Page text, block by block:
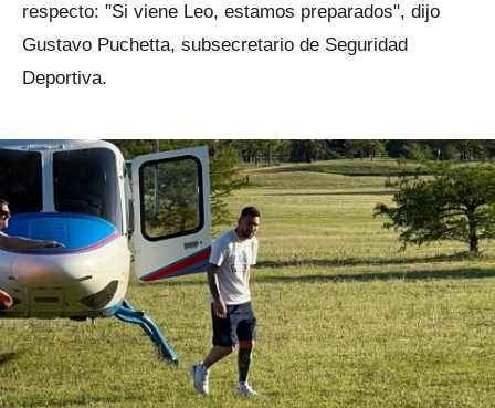
respecto: "Si viene Leo, estamos preparados", dijo
Gustavo Puchetta, subsecretario de Seguridad
Deportiva.